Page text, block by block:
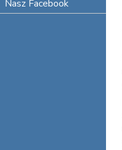
Nasz Facebook